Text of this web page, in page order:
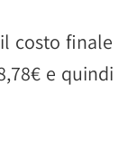
costo finale
e quindi